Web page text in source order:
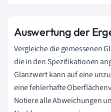
Auswertung der
Vergleiche die gemessenen
die in den Spezifikationen
Glanzwert kann auf eine
eine fehlerhafte
Notiere alle Abweichungen